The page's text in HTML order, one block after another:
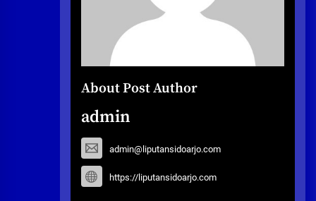
About Post Author
admin
admin@liputansidoarjo.com
https://liputansidoarjo.com